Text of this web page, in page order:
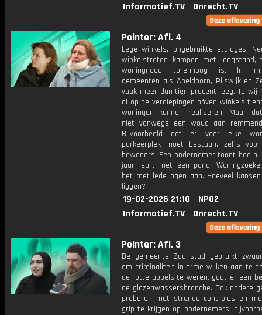
Informatief.TV
Onrecht.TV
Pointer: Afl. 4
Lege winkels, ongebruikte etalages:
winkelstraten kampen met leegstand,
woningnood torenhoog is. In
gemeenten als Apeldoorn, Rijswijk en
vaak meer dan tien procent leeg. Terwijl
al op de verdiepingen bóven winkels
woningen kunnen realiseren. Maar
niet vanwege een woud aan
Bijvoorbeeld dat er voor elke
parkeerplek moet bestaan, zelfs
bewoners. Een ondernemer toont hoe
jaar leurt met een pand.
het met lede ogen aan. Hoeveel
liggen?
19-02-2026 21:10
NPO2
Informatief.TV
Onrecht.TV
Pointer: Afl. 3
De gemeente Zaanstad gebruikt
om criminaliteit in arme wijken aan te
de rotte appels te weren, gaat er een
de glazenwassersbranche. Ook andere
proberen met strenge controles en
grip te krijgen op ondernemers,